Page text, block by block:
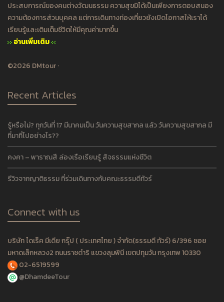
ประสบการณ์ของคนต่างวัฒนธรรม ความสุขมิได้เป็นเพียงการตอบสนอง
ความต้องการส่วนบุคคล แต่การเดินทางท่องเที่ยวยังเปิดโอกาสให้เราได้
เรียนรู้และเติมเต็มชีวิตให้มีคุณค่ามากขึ้น
อ่านเพิ่มเติม
©2026 DMtour ·
Recent Articles
รู้หรือไม่? ทุกวันที่ 17 มีนาคมเป็น วันความสุขสากล แล้ว วันความสุขสากล มี
ที่มาที่ไปอย่างไร??
คงคา – พาราณสี ล่องเรือเรียนรู้ สัจธรรมแห่งชีวิต
รีวิวจากญาติธรรม ที่ร่วมเดินทางกับคณะธรรมดีทัวร์
Connect with us
บริษัท ไดเร็ค มีเดีย กรุ๊ป ( ประเทศไทย ) จำกัด(ธรรมดี ทัวร์) 6/396 ซอย
มหาดเล็กหลวง2 ถนนราชดำริ แขวงลุมพินี เขตปทุมวัน กรุงเทพ 10330
02-6519599
@DhamdeeTour